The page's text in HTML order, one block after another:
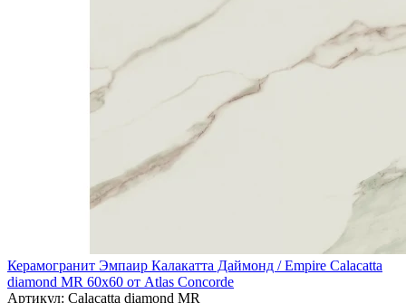
Керамогранит Эмпаир Калакатта Даймонд / Empire Calacatta
diamond MR 60x60 от Atlas Concorde
Артикул: Calacatta diamond MR